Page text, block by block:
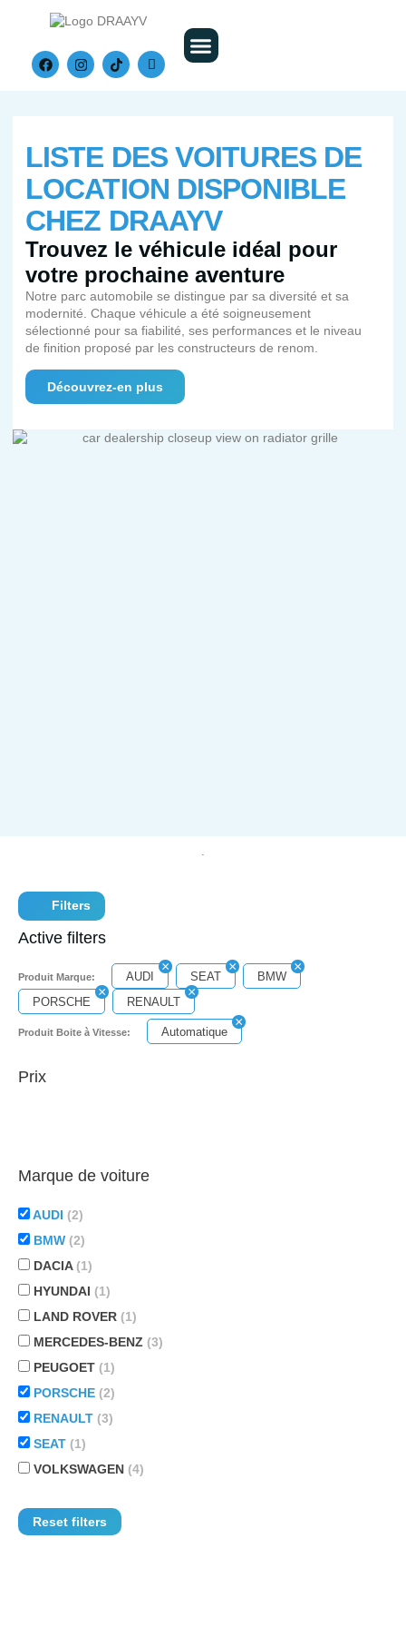
LISTE DES VOITURES DE
LOCATION DISPONIBLE
CHEZ DRAAYV
Trouvez le véhicule idéal pour
votre prochaine aventure
Notre parc automobile se distingue par sa diversité et sa
modernité. Chaque véhicule a été soigneusement
sélectionné pour sa fiabilité, ses performances et le niveau
de finition proposé par les constructeurs de renom.
Découvrez-en plus
Filters
Active filters
Produit Marque: AUDI SEAT
BMW
PORSCHE
RENAULT
Produit Boite à Vitesse: Automatique
Prix
Marque de voiture
AUDI (2)
BMW (2)
DACIA (1)
HYUNDAI (1)
LAND ROVER (1)
MERCEDES-BENZ (3)
PEUGOET (1)
PORSCHE (2)
RENAULT (3)
SEAT (1)
VOLKSWAGEN (4)
Reset filters